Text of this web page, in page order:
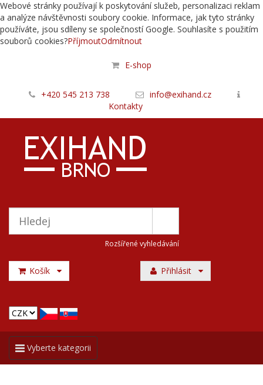
Webové stránky používají k poskytování služeb, personalizaci reklam
a analýze návštěvnosti soubory cookie. Informace, jak tyto stránky
používáte, jsou sdíleny se společností Google. Souhlasíte s použitím
souborů cookies?PříjmoutOdmítnout
E-shop
+420 545 213 738
info@exihand.cz
Kontakty
Rozšířené vyhledávání
Košík Přihlásit
Toggle
navigation
Vyberte kategorii